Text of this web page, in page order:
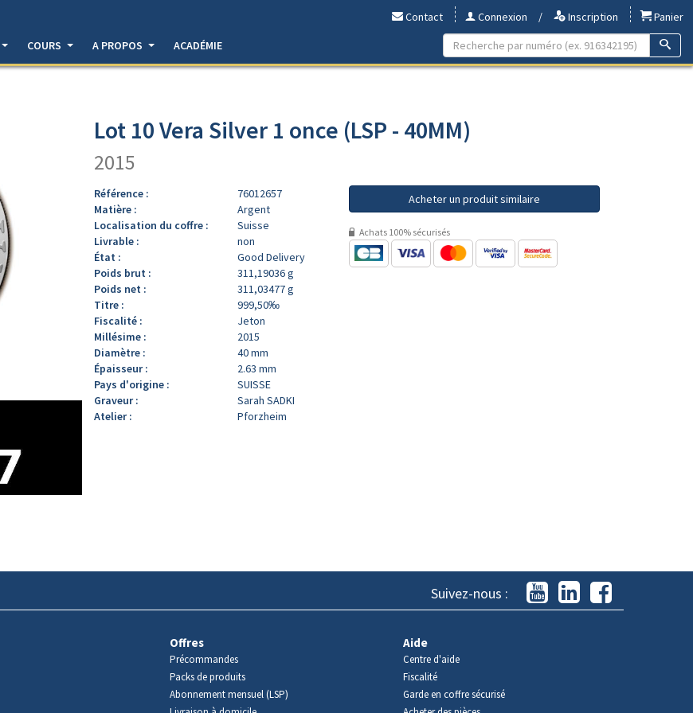
Contact Connexion / Inscription
Panier
COURS A PROPOS ACADÉMIE
Lot 10 Vera Silver 1 once (LSP - 40MM)
2015
Référence :
76012657
Matière :
Argent
Localisation du coffre :
Suisse
Livrable :
non
État :
Good Delivery
Poids brut :
311,19036 g
Poids net :
311,03477 g
Titre :
999,50‰
Fiscalité :
Jeton
Millésime :
2015
Diamètre :
40 mm
Épaisseur :
2.63 mm
Pays d'origine :
SUISSE
Graveur :
Sarah SADKI
Atelier :
Pforzheim
Acheter un produit similaire
Achats 100% sécurisés
Suivez-nous :
Offres
Précommandes
Packs de produits
Abonnement mensuel (LSP)
Aide
Centre d'aide
Fiscalité
Garde en coffre sécurisé